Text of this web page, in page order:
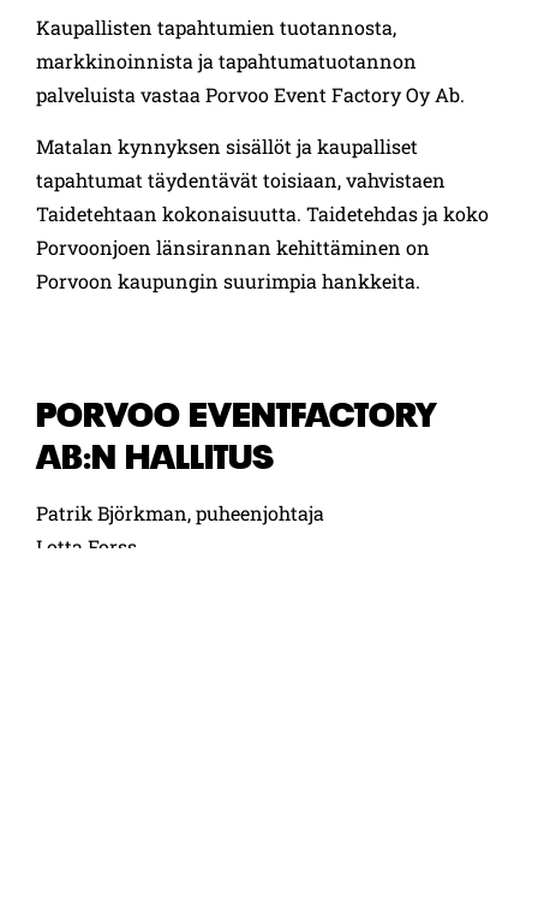
Kaupallisten tapahtumien tuotannosta,
markkinoinnista ja tapahtumatuotannon
palveluista vastaa Porvoo Event Factory Oy Ab.
Matalan kynnyksen sisällöt ja kaupalliset
tapahtumat täydentävät toisiaan, vahvistaen
Taidetehtaan kokonaisuutta. Taidetehdas ja koko
Porvoonjoen länsirannan kehittäminen on
Porvoon kaupungin suurimpia hankkeita.
PORVOO EVENTFACTORY
AB:N HALLITUS
Patrik Björkman, puheenjohtaja
Lotta Forss